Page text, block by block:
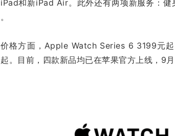
iPad和新iPad Air。此外还有两项新服务：
。
价格方面，Apple Watch Series 6 3199元
起。目前，四款新品均已在苹果官方上线，9